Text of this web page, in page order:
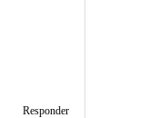
Responder